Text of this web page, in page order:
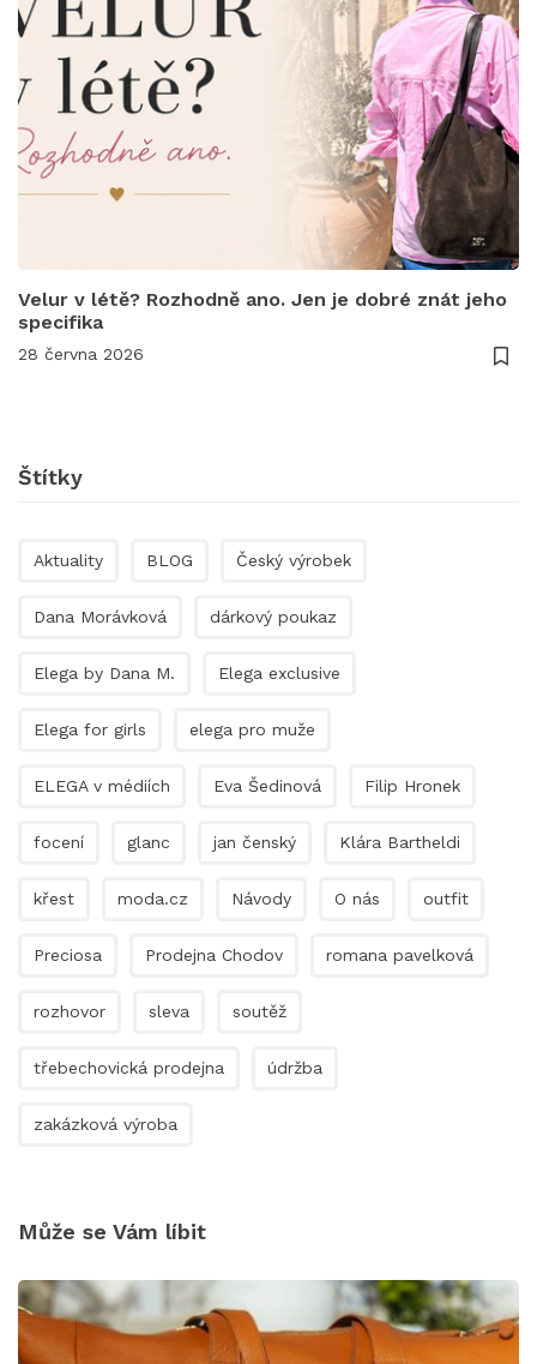
Velur v létě? Rozhodně ano. Jen je dobré znát jeho
specifika
28 června 2026
Štítky
Aktuality BLOG Český výrobek
Dana Morávková dárkový poukaz
Elega by Dana M. Elega exclusive
Elega for girls elega pro muže
ELEGA v médiích Eva Šedinová Filip Hronek
focení glanc jan čenský Klára Bartheldi
křest moda.cz Návody O nás outfit
Preciosa Prodejna Chodov romana pavelková
rozhovor sleva soutěž
třebechovická prodejna údržba
zakázková výroba
Může se Vám líbit